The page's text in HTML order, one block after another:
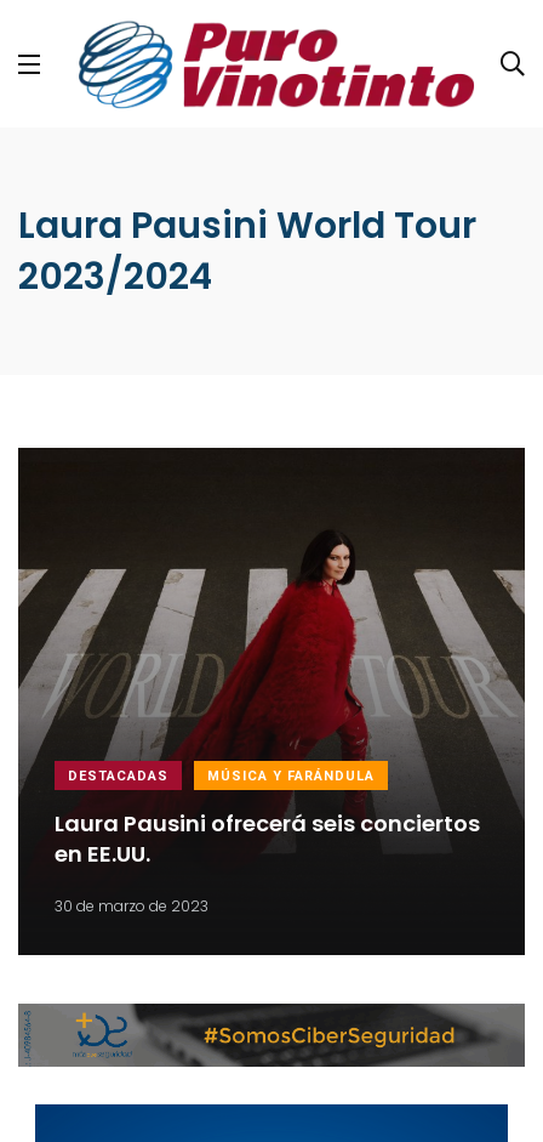
Laura Pausini World Tour
2023/2024
DESTACADAS MÚSICA Y FARÁNDULA
Laura Pausini ofrecerá seis conciertos
en EE.UU.
30 de marzo de 2023